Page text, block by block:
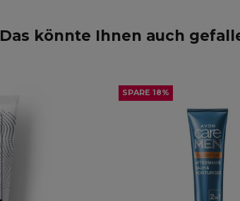
Das könnte Ihnen auch
SPARE 18%